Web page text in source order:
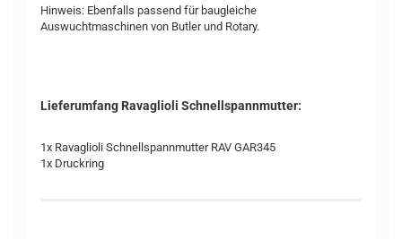
Hinweis: Ebenfalls passend für baugleiche
Auswuchtmaschinen von Butler und Rotary.
Lieferumfang Ravaglioli Schnellspannmutter:
1x Ravaglioli Schnellspannmutter RAV GAR345
1x Druckring